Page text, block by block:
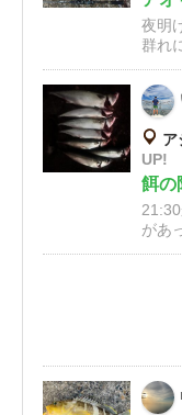
夜明
群れ
ア
UP!
餌の
があ